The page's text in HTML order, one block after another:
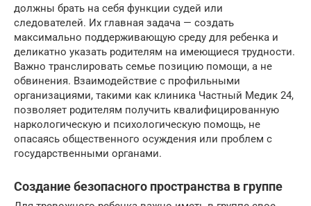
должны брать на себя функции судей или
следователей. Их главная задача — создать
максимально поддерживающую среду для ребенка и
деликатно указать родителям на имеющиеся трудности.
Важно транслировать семье позицию помощи, а не
обвинения. Взаимодействие с профильными
организациями, такими как клиника Частный Медик 24,
позволяет родителям получить квалифицированную
наркологическую и психологическую помощь, не
опасаясь общественного осуждения или проблем с
государственными органами.
Создание безопасного пространства в группе